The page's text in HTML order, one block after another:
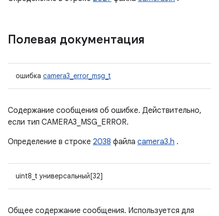
Полевая документация
ошибка camera3_error_msg_t
Содержание сообщения об ошибке. Действительно,
если тип CAMERA3_MSG_ERROR.
Определение в строке 2038 файла camera3.h .
uint8_t универсальный[32]
Общее содержание сообщения. Используется для